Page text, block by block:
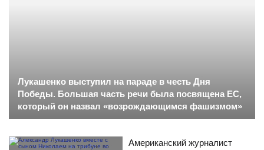
Лукашенко выступил на параде в честь Дня
Победы. Большая часть речи была посвящена ЕС,
который он назвал «возрождающимся фашизмом»
Американский журналист